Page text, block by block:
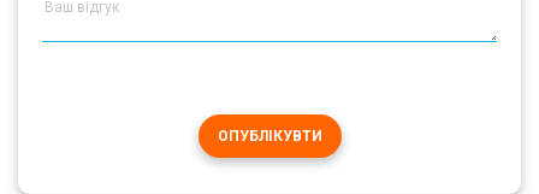
ОПУБЛІКУВТИ